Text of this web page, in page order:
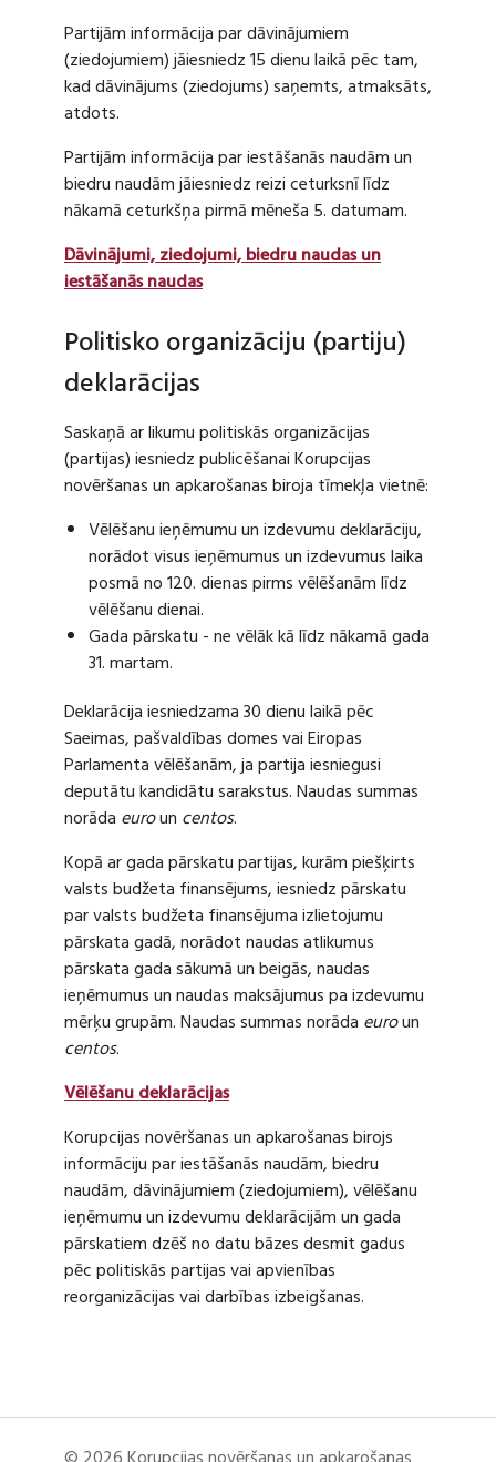
Partijām informācija par dāvinājumiem
(ziedojumiem) jāiesniedz 15 dienu laikā pēc tam,
kad dāvinājums (ziedojums) saņemts, atmaksāts,
atdots.
Partijām informācija par iestāšanās naudām un
biedru naudām jāiesniedz reizi ceturksnī līdz
nākamā ceturkšņa pirmā mēneša 5. datumam.
Dāvinājumi, ziedojumi, biedru naudas un
iestāšanās naudas
Politisko organizāciju (partiju)
deklarācijas
Saskaņā ar likumu politiskās organizācijas
(partijas) iesniedz publicēšanai Korupcijas
novēršanas un apkarošanas biroja tīmekļa vietnē:
Vēlēšanu ieņēmumu un izdevumu deklarāciju,
norādot visus ieņēmumus un izdevumus laika
posmā no 120. dienas pirms vēlēšanām līdz
vēlēšanu dienai.
Gada pārskatu - ne vēlāk kā līdz nākamā gada
31. martam.
Deklarācija iesniedzama 30 dienu laikā pēc
Saeimas, pašvaldības domes vai Eiropas
Parlamenta vēlēšanām, ja partija iesniegusi
deputātu kandidātu sarakstus. Naudas summas
norāda euroun centos.
Kopā ar gada pārskatu partijas, kurām piešķirts
valsts budžeta finansējums, iesniedz pārskatu
par valsts budžeta finansējuma izlietojumu
pārskata gadā, norādot naudas atlikumus
pārskata gada sākumā un beigās, naudas
ieņēmumus un naudas maksājumus pa izdevumu
mērķu grupām. Naudas summas norāda euroun
centos.
Vēlēšanu deklarācijas
Korupcijas novēršanas un apkarošanas birojs
informāciju par iestāšanās naudām, biedru
naudām, dāvinājumiem (ziedojumiem), vēlēšanu
ieņēmumu un izdevumu deklarācijām un gada
pārskatiem dzēš no datu bāzes desmit gadus
pēc politiskās partijas vai apvienības
reorganizācijas vai darbības izbeigšanas.